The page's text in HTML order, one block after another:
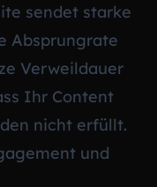
sendet starke
Absprungrate
Verweildauer
Ihr Content
nicht erfüllt.
und